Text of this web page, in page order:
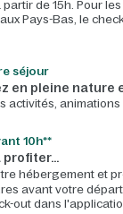
de 15h. Pour
Pays-Bas, le
séjour
en pleine nature
activités,
10h**
profiter…
hébergement et
avant votre
out dans